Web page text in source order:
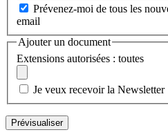
Prévenez-moi de tous les
email
Ajouter un document
Extensions autorisées : toutes
Je veux recevoir la Newsletter